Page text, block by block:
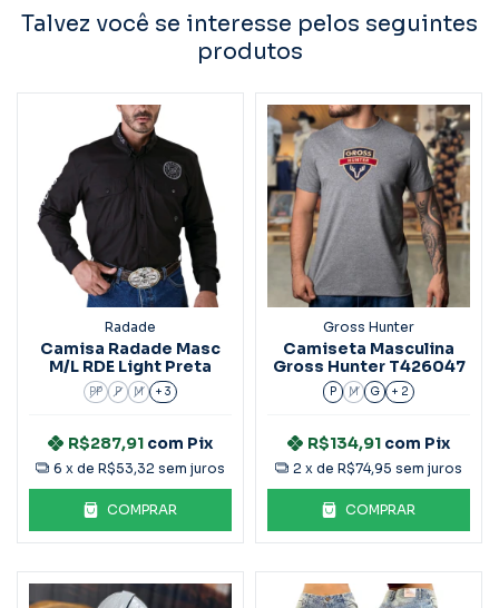
Talvez você se interesse pelos seguintes
produtos
Radade
Camisa Radade Masc
M/L RDE Light Preta
PP P M + 3
R$287,91 com Pix
6 x de R$53,32 sem juros
COMPRAR
Gross Hunter
Camiseta Masculina
Gross Hunter T426047
P M G + 2
R$134,91 com Pix
2 x de R$74,95 sem juros
COMPRAR